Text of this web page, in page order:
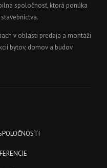
spoločnosť, ktorá ponúka
v oblasti predaja a montáži
bytov, domov a budov.